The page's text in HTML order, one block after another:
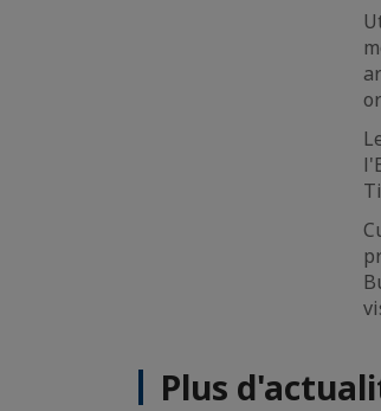
Plus